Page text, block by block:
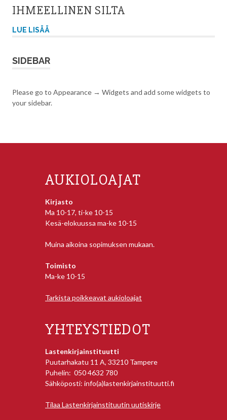
IHMEELLINEN SILTA
LUE LISÄÄ
SIDEBAR
Please go to Appearance → Widgets and add some widgets to
your sidebar.
AUKIOLOAJAT
Kirjasto
Ma 10-17, ti-ke 10-15
Kesä-elokuussa ma-ke 10-15
Muina aikoina sopimuksen mukaan.
Toimisto
Ma-ke 10-15
Tarkista poikkeavat aukioloajat
YHTEYSTIEDOT
Lastenkirjainstituutti
Puutarhakatu 11 A, 33210 Tampere
Puhelin: 050 4632 780
Sähköposti: info(a)lastenkirjainstituutti.fi
Tilaa Lastenkirjainstituutin uutiskirje